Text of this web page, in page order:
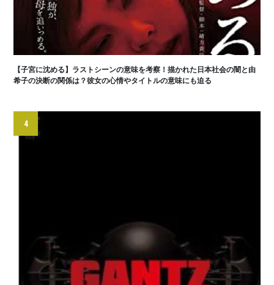
【子宮に沈める】ラストシーンの意味を考察！描かれた日本社会の闇と由
希子の決断の関係は？彼女の心情やタイトルの意味にも迫る
4